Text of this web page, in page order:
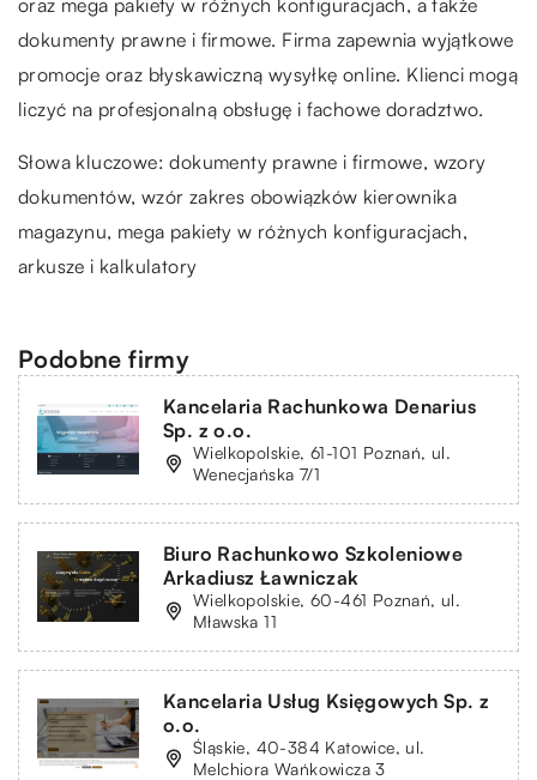
dokumenty prawne i firmowe. Firma zapewnia wyjątkowe
promocje oraz błyskawiczną wysyłkę online. Klienci mogą
liczyć na profesjonalną obsługę i fachowe doradztwo.
Słowa kluczowe: dokumenty prawne i firmowe, wzory
dokumentów, wzór zakres obowiązków kierownika
magazynu, mega pakiety w różnych konfiguracjach,
arkusze i kalkulatory
Podobne firmy
Kancelaria Rachunkowa Denarius
Sp. z o.o.
Wielkopolskie, 61-101 Poznań, ul.
Wenecjańska 7/1
Biuro Rachunkowo Szkoleniowe
Arkadiusz Ławniczak
Wielkopolskie, 60-461 Poznań, ul.
Mławska 11
Kancelaria Usług Księgowych Sp. z
o.o.
Śląskie, 40-384 Katowice, ul.
Melchiora Wańkowicza 3